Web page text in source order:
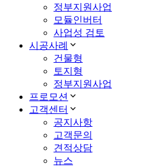
정부지원사업
모듈인버터
사업성 검토
시공사례
건물형
토지형
정부지원사업
프로모션
고객센터
공지사항
고객문의
견적상담
뉴스